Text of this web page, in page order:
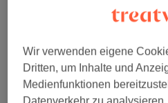
Wir verwenden eigene
Dritten, um Inhalte und
Medienfunktionen
Datenverkehr zu